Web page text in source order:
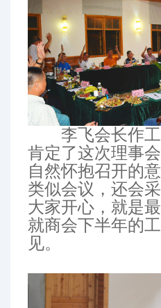
李飞会长作工
肯定了这次理事
自然怀抱召开的
类似会议，还会
大家开心，就是
就商会下半年的
见。